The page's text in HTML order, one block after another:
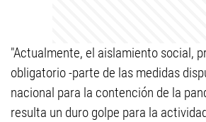
"Actualmente, el aislamiento social,
obligatorio -parte de las medidas
nacional para la contención de la
resulta un duro golpe para la